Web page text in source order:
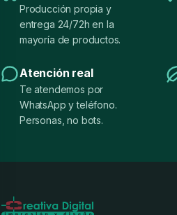
Producción propia y
entrega 24/72h en la
mayoría de productos.
Atención real
Te atendemos por
WhatsApp y teléfono.
Personas, no bots.